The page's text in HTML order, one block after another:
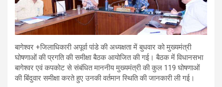
बागेश्वर +जिलाधिकारी अपूर्वा पांडे की अध्यक्षता में बुधवार को मुख्यमंत्री
घोषणाओं की प्रगति की समीक्षा बैठक आयोजित की गई। बैठक में विधानसभा
बागेश्वर एवं कपकोट से संबंधित माननीय मुख्यमंत्री की कुल 119 घोषणाओं
की बिंदुवार समीक्षा करते हुए उनकी वर्तमान स्थिति की जानकारी ली गई।